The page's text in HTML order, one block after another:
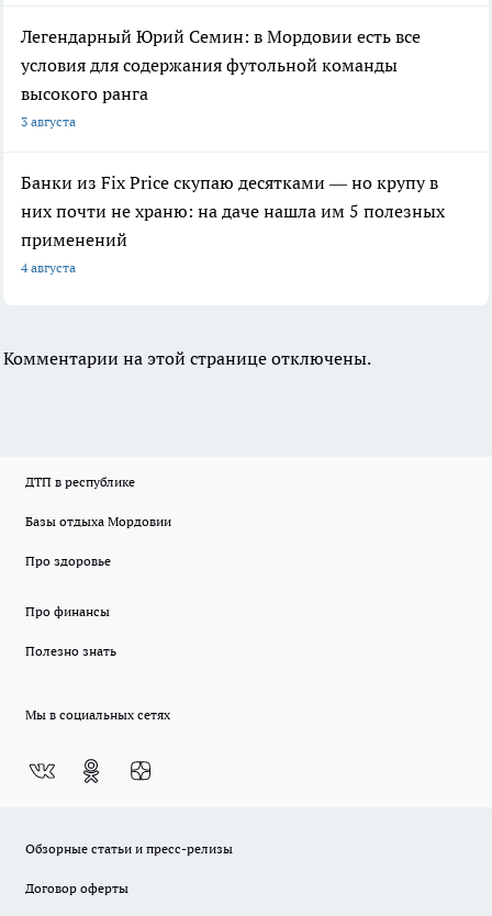
Легендарный Юрий Семин: в Мордовии есть все
условия для содержания футольной команды
высокого ранга
3 августа
Банки из Fix Price скупаю десятками — но крупу в
них почти не храню: на даче нашла им 5 полезных
применений
4 августа
Комментарии на этой странице отключены.
ДТП в республике
Базы отдыха Мордовии
Про здоровье
Про финансы
Полезно знать
Мы в социальных сетях
Обзорные статьи и пресс-релизы
Договор оферты